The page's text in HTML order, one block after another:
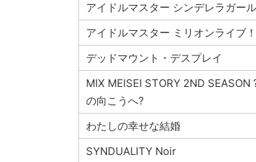
アイドルマスター シンデレラガー
アイドルマスター ミリオンライブ！
デッドマウント・デスプレイ
MIX MEISEI STORY 2ND SEASON
の向こうへ?
わたしの幸せな結婚
SYNDUALITY Noir